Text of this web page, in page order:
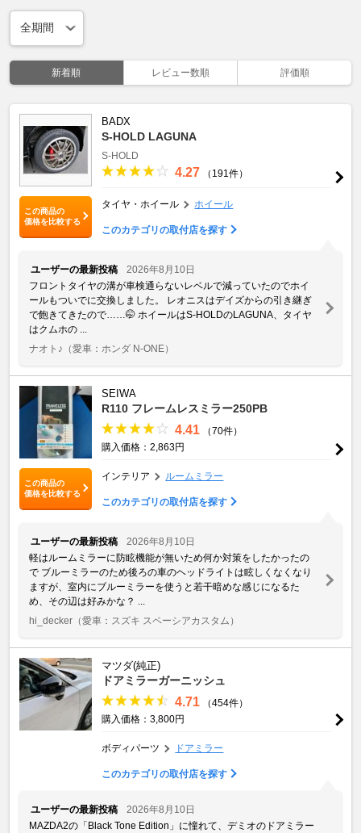
新着順 レビュー数順 評価順
この商品の
価格を比較する
BADX
S-HOLD LAGUNA
S-HOLD
4.27 （191件）
タイヤ・ホイール ホイール
このカテゴリの取付店を探す
ユーザーの最新投稿
2026年8月10日
フロントタイヤの溝が車検通らないレベルで減っていたのでホイ
ールもついでに交換しました。 レオニスはデイズからの引き継ぎ
で飽きてきたので……🤭 ホイールはS-HOLDのLAGUNA、タイヤ
はクムホの ...
ナオト♪ （愛車：ホンダ N-ONE）
この商品の
価格を比較する
SEIWA
R110 フレームレスミラー250PB
4.41
（70件）
購入価格：2,863円
インテリア ルームミラー
このカテゴリの取付店を探す
ユーザーの最新投稿
2026年8月10日
軽はルームミラーに防眩機能が無いため何か対策をしたかったの
で ブルーミラーのため後ろの車のヘッドライトは眩しくなくなり
ますが、室内にブルーミラーを使うと若干暗めな感じになるた
め、その辺は好みかな？ ...
hi_decker （愛車：スズキ スペーシアカスタム）
マツダ(純正)
ドアミラーガーニッシュ
4.71
（454件）
購入価格：3,800円
ボディパーツ ドアミラー
このカテゴリの取付店を探す
ユーザーの最新投稿
2026年8月10日
MAZDA2の「Black Tone Edition」に憧れて、デミオのドアミラー